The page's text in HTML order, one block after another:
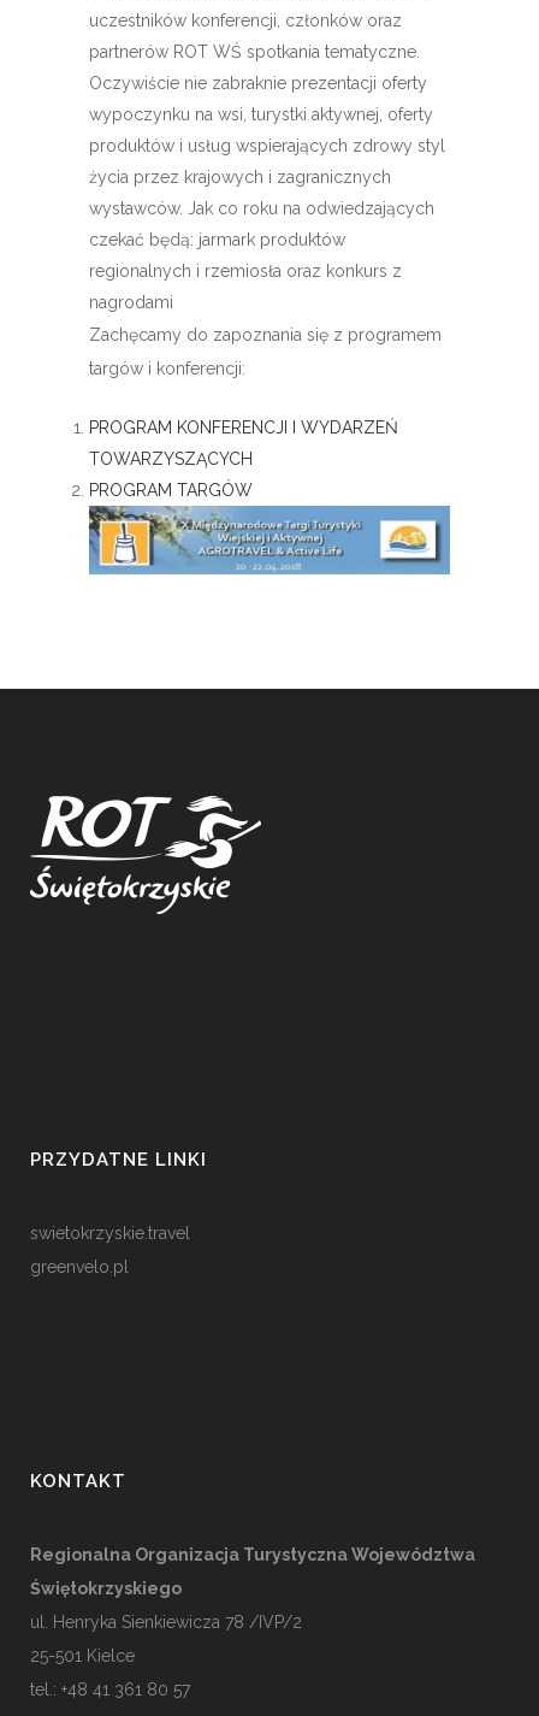
uczestników konferencji, członków oraz
partnerów ROT WŚ spotkania tematyczne.
Oczywiście nie zabraknie prezentacji oferty
wypoczynku na wsi, turystki aktywnej, oferty
produktów i usług wspierających zdrowy styl
życia przez krajowych i zagranicznych
wystawców. Jak co roku na odwiedzających
czekać będą: jarmark produktów
regionalnych i rzemiosła oraz konkurs z
nagrodami
Zachęcamy do zapoznania się z programem
targów i konferencji:
PROGRAM KONFERENCJI I WYDARZEŃ
TOWARZYSZĄCYCH
PROGRAM TARGÓW
PRZYDATNE LINKI
swietokrzyskie.travel
greenvelo.pl
KONTAKT
Regionalna Organizacja Turystyczna Województwa
Świętokrzyskiego
ul. Henryka Sienkiewicza 78 /IVP/2
25-501 Kielce
tel.: +48 41 361 80 57